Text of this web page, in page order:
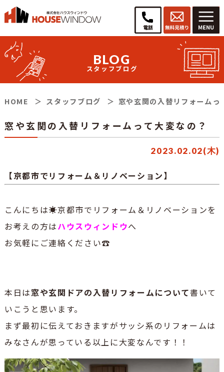
BLOG
スタッフブログ
HOME スタッフブログ 窓や玄関の入替リフォームっ
窓や玄関の入替リフォームって大変なの？
2023.02.02(木)
【京都市でリフォーム＆リノベーション】
こんにちは☀京都市でリフォーム＆リノベーションを
お考えの方はハウスウィンドウへ
お気軽にご連絡ください☎
本日は窓や玄関ドアの入替リフォームについて書いて
いこうと思います。
まず最初に伝えておきますがサッシ系のリフォームは
みなさんが思っている以上に大変なんです！！